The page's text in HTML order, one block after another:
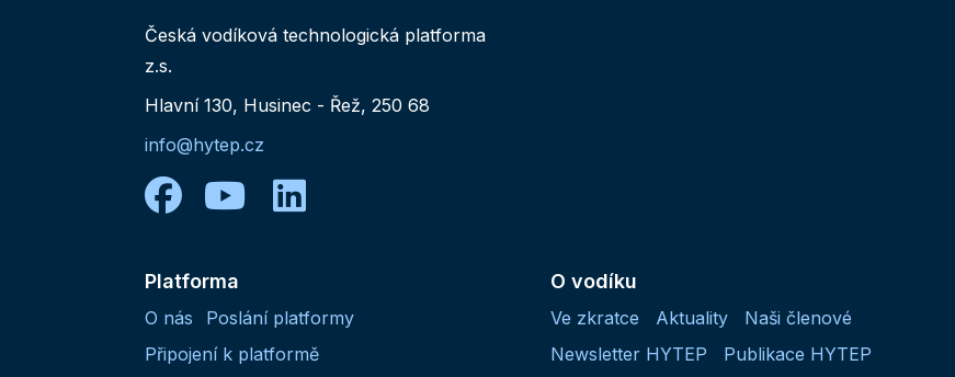
Česká vodíková technologická platforma
z.s.
Hlavní 130, Husinec - Řež, 250 68
info@hytep.cz
facebook
youtube
linkedin
Platforma
O nás
Poslání platformy
Připojení k platformě
O vodíku
Ve zkratce Aktuality
Naši členové
Newsletter HYTEP
Publikace HYTEP